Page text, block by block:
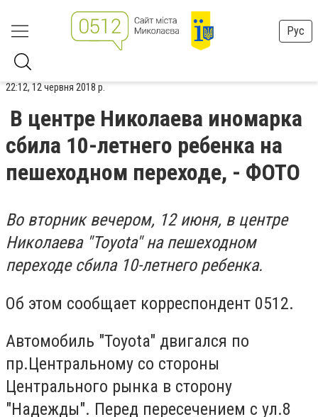
Рус
22:12, 12 червня 2018 р.
В центре Николаева иномарка
сбила 10-летнего ребенка на
пешеходном переходе, - ФОТО
Во вторник вечером, 12 июня, в центре
Николаева "Toyota" на пешеходном
переходе сбила 10-летнего ребенка.
Об этом сообщает корреспондент 0512.
Автомобиль "Toyota" двигался по
пр.Центральному со стороны
Центрального рынка в сторону
"Надежды". Перед пересечением с ул.8